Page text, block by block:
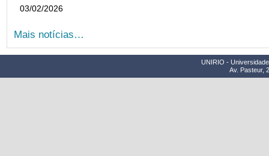
03/02/2026
Mais notícias…
UNIRIO -
Av. Pasteur,